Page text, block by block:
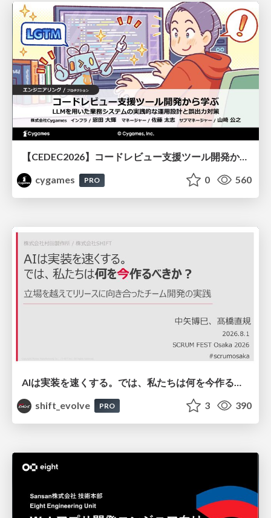
【CEDEC2026】コードレビュー支援ツール開発から学ぶ：LLMを用いた業務システムの実践的な運用設計と誤出力対策
cygames
PRO 0 560
shift_evolve
PRO 3 390